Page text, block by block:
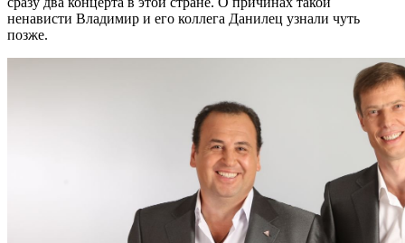
ненависти Владимир и его коллега Данилец узнали чуть
позже.